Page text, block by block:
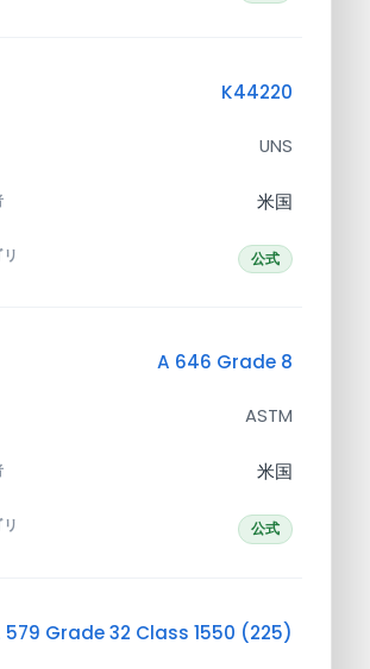
K44220
UNS
米国
公式
A 646 Grade 8
ASTM
米国
公式
579 Grade 32 Class 1550 (225)